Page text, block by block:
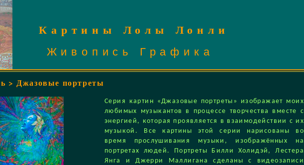
Картины Лолы Лонли
Живопись Графика
> Джазовые портреты
Серия картин «Джазовые портреты» изображает моих
любимых музыкантов в процессе творчества вместе с
энергией, которая проявляется в взаимодействии с их
музыкой. Все картины этой серии нарисованы во
время прослушивания музыки, изображённых на
портретах людей. Портреты Билли Холидэй, Лестера
Янга и Джерри Маллигана сделаны с видеозаписи